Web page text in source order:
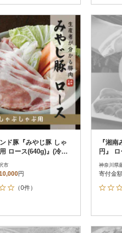
ド豚『みやじ豚 しゃ
ロース(640g)』(冷
市
円
（0件）
『湘
円』
神奈川県
寄付金